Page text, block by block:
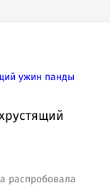
распробовала